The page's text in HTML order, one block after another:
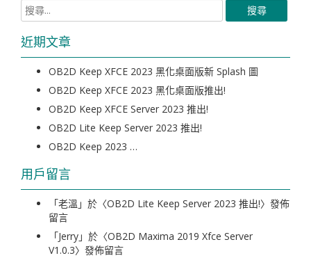
近期文章
OB2D Keep XFCE 2023 黑化桌面版新 Splash 圖
OB2D Keep XFCE 2023 黑化桌面版推出!
OB2D Keep XFCE Server 2023 推出!
OB2D Lite Keep Server 2023 推出!
OB2D Keep 2023 …
用戶留言
「老溫 」於〈OB2D Lite Keep Server 2023 推出!〉發佈
留言
「Jerry」於〈OB2D Maxima 2019 Xfce Server
V1.0.3〉發佈留言